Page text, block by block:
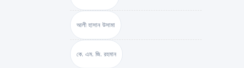
আলী হাসান উসামা
কে. এম. জি. রহমান